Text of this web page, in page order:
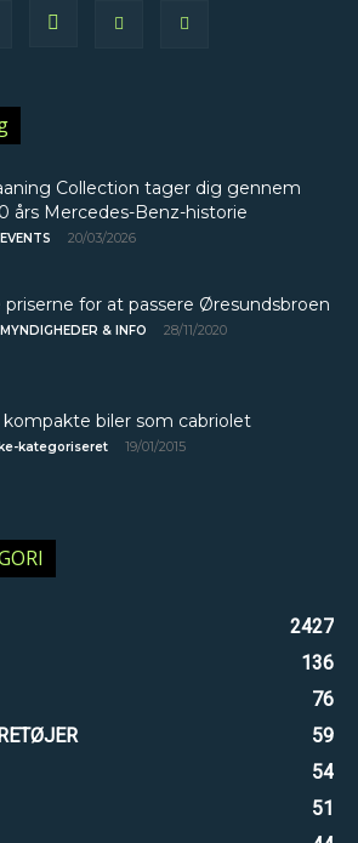
Collection tager dig gennem
års Mercedes-Benz-historie
20/03/2026
priserne for at passere Øresundsbroen
& INFO 28/11/2020
kompakte biler som cabriolet
kategoriseret 19/01/2015
2427
136
76
59
54
51